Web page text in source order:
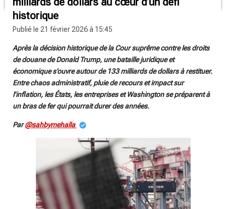
historique
Publié le 21 février 2026 à 15:45
Après la décision historique de la Cour suprême contre les droits
de douane de Donald Trump, une bataille juridique et
économique s’ouvre autour de 133 milliards de dollars à restituer.
Entre chaos administratif, pluie de recours et impact sur
l’inflation, les États, les entreprises et Washington se préparent à
un bras de fer qui pourrait durer des années.
Par@sahbymehalla